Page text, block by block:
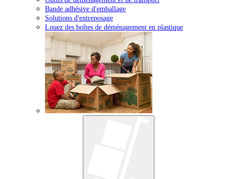
Bande adhésive d'emballage
Solutions d'entreposage
Louez des boîtes de déménagement en plastique